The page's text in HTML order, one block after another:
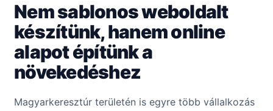
Nem sablonos weboldalt
készítünk, hanem online
alapot építünk a
növekedéshez
Magyarkeresztúr területén is egyre több vállalkozás